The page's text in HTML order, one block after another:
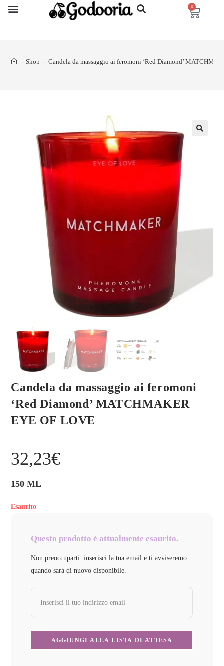
0
> Shop > Candela da massaggio ai feromoni ‘Red Diamond’
Candela da massaggio ai feromoni
‘Red Diamond’ MATCHMAKER
EYE OF LOVE
32,23€
150 ML
Esaurito
Questo prodotto è attualmente esaurito.
Non preoccuparti: inserisci la tua email e ti avviseremo
quando sarà di nuovo disponibile.